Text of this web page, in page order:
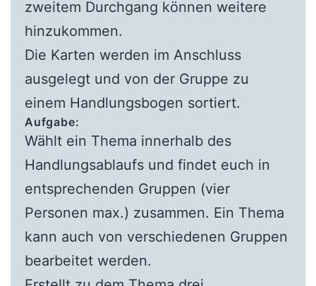
zweitem Durchgang können weitere
hinzukommen.
Die Karten werden im Anschluss
ausgelegt und von der Gruppe zu
einem Handlungsbogen sortiert.
Aufgabe:
Wählt ein Thema innerhalb des
Handlungsablaufs und findet euch in
entsprechenden Gruppen (vier
Personen max.) zusammen. Ein Thema
kann auch von verschiedenen Gruppen
bearbeitet werden.